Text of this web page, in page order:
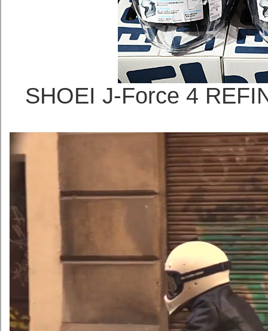
SHOEI J-Force 4